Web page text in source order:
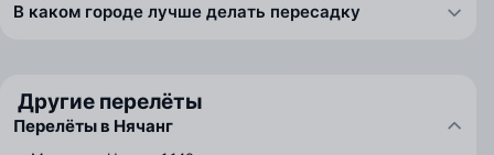
В каком городе лучше делать пересадку
Другие перелёты
Перелёты в Нячанг